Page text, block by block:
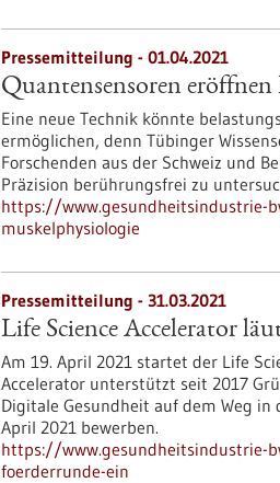
Pressemitteilung - 01.04.2021
Quantensensoren
Eine neue Technik könnte
ermöglichen, denn Tübinger
Forschenden aus der Schweiz und
Präzision berührungsfrei zu
https://www.gesundheitsindustrie-
muskelphysiologie
Pressemitteilung - 31.03.2021
Life Science Accelerator
Am 19. April 2021 startet der Life
Accelerator unterstützt seit 2017
Digitale Gesundheit auf dem Weg
April 2021 bewerben.
https://www.gesundheitsindustrie-
foerderrunde-ein